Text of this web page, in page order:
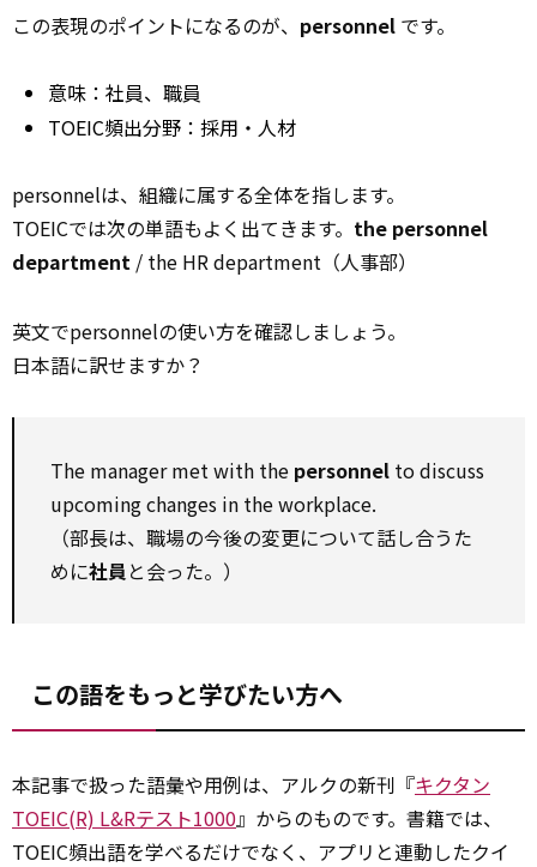
この表現のポイントになるのが、 personnel です。
意味：社員、職員
TOEIC頻出分野：採用・人材
personnelは、組織に属する全体を指します。
TOEICでは次の単語もよく出てきます。 the personnel
department / the HR department（人事部）
英文でpersonnelの使い方を確認しましょう。
日本語に訳せますか？
The manager met with the personnel to discuss
upcoming changes in the workplace.
（部長は、職場の今後の変更について話し合うた
めに社員と会った。）
この語をもっと学びたい方へ
本記事で扱った語彙や用例は、アルクの新刊『キクタン
TOEIC(R) L&Rテスト1000』からのものです。書籍では、
TOEIC頻出語を学べるだけでなく、アプリと連動したクイ